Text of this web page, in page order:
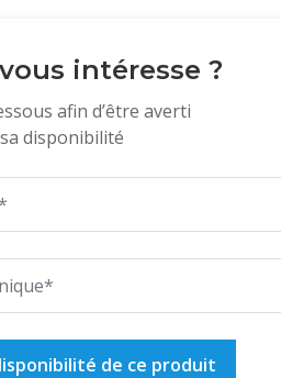
intéresse ?
afin d’être averti
disponibilité
de ce produit